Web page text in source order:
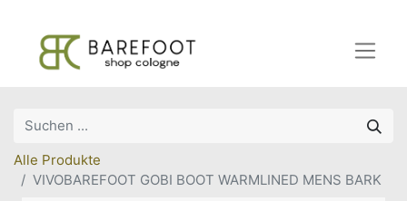
Alle Produkte
VIVOBAREFOOT GOBI BOOT WARMLINED MENS BARK